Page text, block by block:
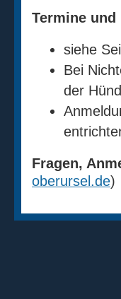
Termine
siehe
Bei
der
Fragen,
oberursel.de)